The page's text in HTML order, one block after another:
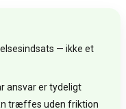
— ikke et
ansvar er tydeligt
træffes uden friktion